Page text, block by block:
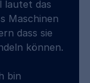
lautet das
Maschinen
dass sie
können.
bin